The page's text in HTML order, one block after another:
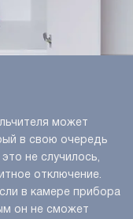
может
в свою очередь
не случилось,
отключение.
в камере прибора
он не сможет